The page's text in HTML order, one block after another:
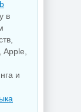
в
и